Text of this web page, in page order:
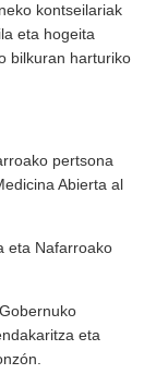
kontseilariak
eta hogeita
bilkuran harturiko
pertsona
Abierta al
eta Nafarroako
eta